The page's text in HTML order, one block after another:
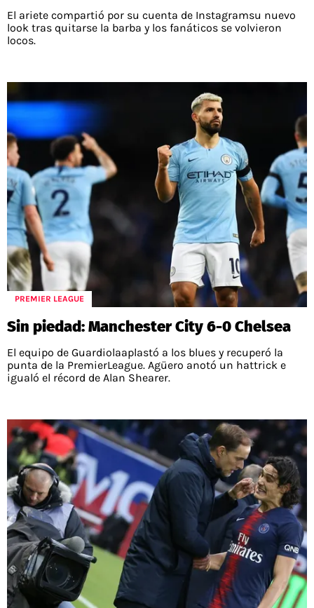
El ariete compartió por su cuenta de Instagramsu nuevo
look tras quitarse la barba y los fanáticos se volvieron
locos.
PREMIER LEAGUE
Sin piedad: Manchester City 6-0 Chelsea
El equipo de Guardiolaaplastó a los blues y recuperó la
punta de la PremierLeague. Agüero anotó un hattrick e
igualó el récord de Alan Shearer.